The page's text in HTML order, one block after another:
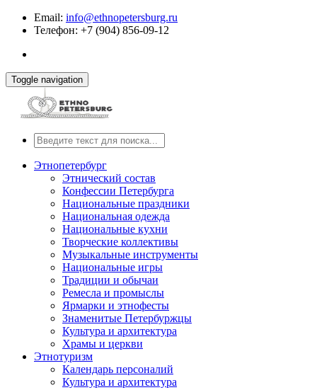
Email: info@ethnopetersburg.ru
Телефон: +7 (904) 856-09-12
Toggle navigation
Этнопетербург
Этнический состав
Конфессии Петербурга
Национальные праздники
Национальная одежда
Национальные кухни
Творческие коллективы
Музыкальные инструменты
Национальные игры
Традиции и обычаи
Ремесла и промыслы
Ярмарки и этнофесты
Знаменитые Петербуржцы
Культура и архитектура
Храмы и церкви
Этнотуризм
Календарь персоналий
Культура и архитектура